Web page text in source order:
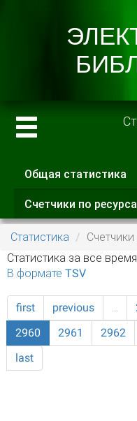
Главные
Общая статистика
Счетчики по
Статистика
Статистика за все время
В формате TSV
first previous …
2960
2961 2962
last